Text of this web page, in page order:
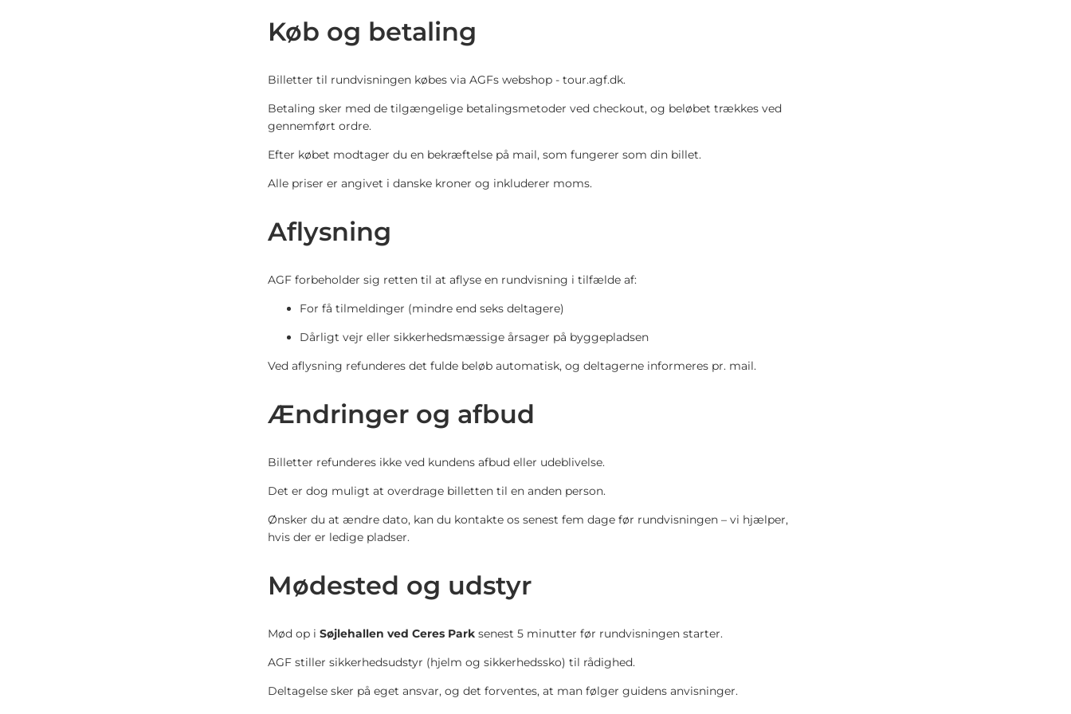
Køb og betaling
Billetter til rundvisningen købes via AGFs webshop - tour.agf.dk.
Betaling sker med de tilgængelige betalingsmetoder ved checkout, og beløbet trækkes ved
gennemført ordre.
Efter købet modtager du en bekræftelse på mail, som fungerer som din billet.
Alle priser er angivet i danske kroner og inkluderer moms.
Aflysning
AGF forbeholder sig retten til at aflyse en rundvisning i tilfælde af:
For få tilmeldinger (mindre end seks deltagere)
Dårligt vejr eller sikkerhedsmæssige årsager på byggepladsen
Ved aflysning refunderes det fulde beløb automatisk, og deltagerne informeres pr. mail.
Ændringer og afbud
Billetter refunderes ikke ved kundens afbud eller udeblivelse.
Det er dog muligt at overdrage billetten til en anden person.
Ønsker du at ændre dato, kan du kontakte os senest fem dage før rundvisningen – vi hjælper,
hvis der er ledige pladser.
Mødested og udstyr
Mød op i Søjlehallen ved Ceres Park senest 5 minutter før rundvisningen starter.
AGF stiller sikkerhedsudstyr (hjelm og sikkerhedssko) til rådighed.
Deltagelse sker på eget ansvar, og det forventes, at man følger guidens anvisninger.